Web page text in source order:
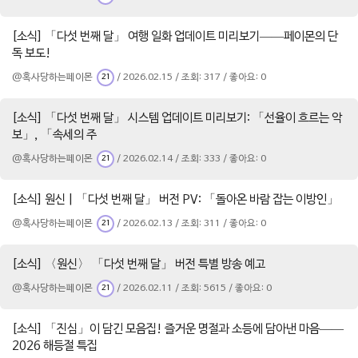
[소식] 「다섯 번째 달」 여행 일화 업데이트 미리보기——페이몬의 단
독 보도!
@혹사당하는페이몬 21 / 2026.02.15 / 조회: 317 / 좋아요: 0
[소식] 「다섯 번째 달」 시스템 업데이트 미리보기: 「선율이 흐르는 악
보」, 「속세의 주
@혹사당하는페이몬 21 / 2026.02.14 / 조회: 333 / 좋아요: 0
[소식] 원신 | 「다섯 번째 달」 버전 PV: 「돌아온 바람 잡는 이방인」
@혹사당하는페이몬 21 / 2026.02.13 / 조회: 311 / 좋아요: 0
[소식] 〈원신〉 「다섯 번째 달」 버전 특별 방송 예고
@혹사당하는페이몬 21 / 2026.02.11 / 조회: 5615 / 좋아요: 0
[소식] 「진심」이 담긴 모음집! 즐거운 명절과 소등에 담아낸 마음——
2026 해등절 특집